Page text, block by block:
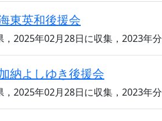
東英和後援会
，2025年02月28日に収集，2023年分
納よしゆき後援会
，2025年02月28日に収集，2023年分